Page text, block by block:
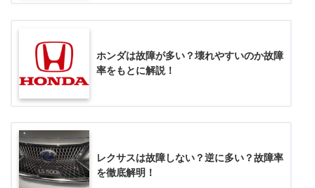
ホンダは故障が多い？壊れやすいのか故障
率をもとに解説！
レクサスは故障しない？逆に多い？故障率
を徹底解明！